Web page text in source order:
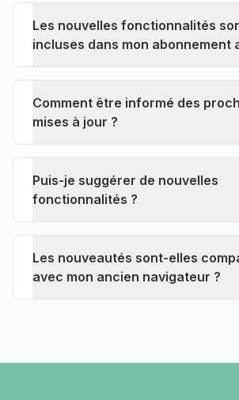
Les nouvelles fonctionnalités
incluses dans mon abonnement
Comment être informé des
mises à jour ?
Puis-je suggérer de nouvelles
fonctionnalités ?
Les nouveautés sont-elles
avec mon ancien navigateur ?